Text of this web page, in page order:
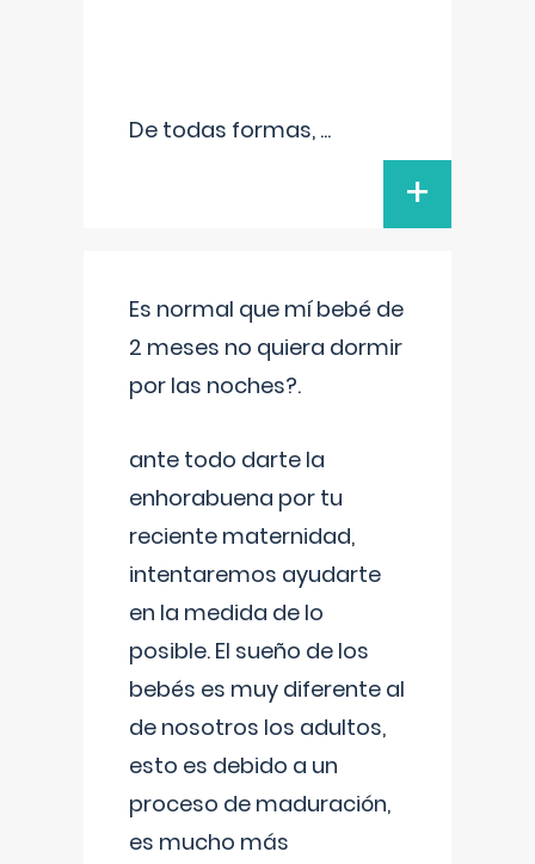
De todas formas, ...
+
Es normal que mí bebé de
2 meses no quiera dormir
por las noches?.
ante todo darte la
enhorabuena por tu
reciente maternidad,
intentaremos ayudarte
en la medida de lo
posible. El sueño de los
bebés es muy diferente al
de nosotros los adultos,
esto es debido a un
proceso de maduración,
es mucho más